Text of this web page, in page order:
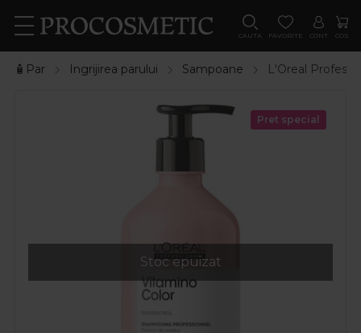
CAUTA FAVORITE CONT COS
🧴Par Ingrijirea parului Sampoane L'Oreal
Stoc epuizat
Pret special